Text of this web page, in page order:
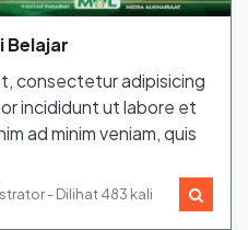
Belajar
consectetur adipisicing
incididunt ut labore et
ad minim veniam, quis
- Dilihat 483 kali